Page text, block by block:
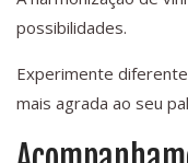
possibilidades.
Experimente
mais agrada ao seu